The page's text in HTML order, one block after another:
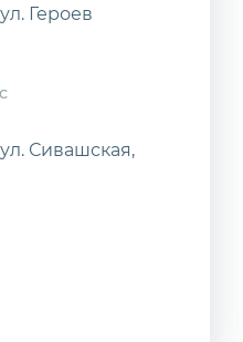
Героев
Сивашская,